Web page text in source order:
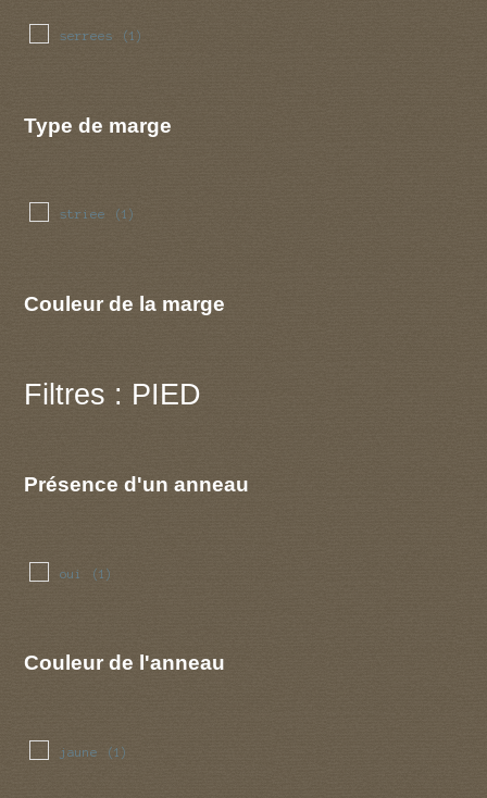
serrees (1)
Type de marge
striee (1)
Couleur de la marge
Filtres : PIED
Présence d'un anneau
oui (1)
Couleur de l'anneau
jaune (1)